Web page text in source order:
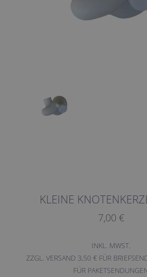
KLEINE
7,00 €
INKL. MWST.
ZZGL. VERSAND 3,50 € FÜR
FÜR